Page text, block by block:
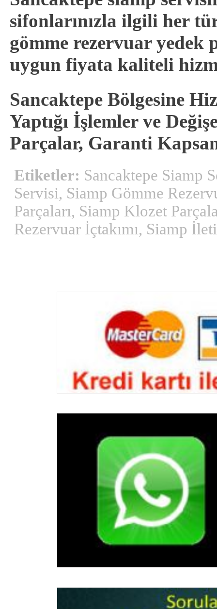
sifonlarınızla ilgili her
gömme rezervuar yedek
uygun fiyata kaliteli
Sancaktepe Bölgesine
Yaptığı İşlemler ve
Parçalar, Garanti
Etiketler: Sancaktepe Siamp
Servisi, Siamp Gömme
Parçaları, Siamp Klozet
Rezervuar İçtakımı, Siamp